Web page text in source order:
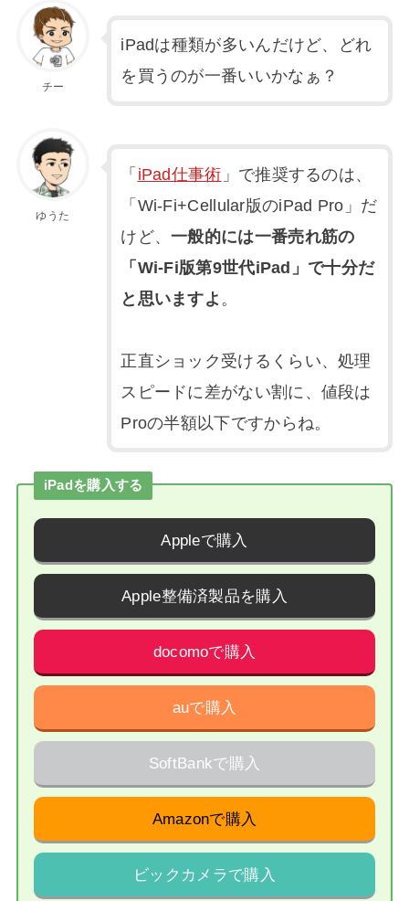
チー
iPadは種類が多いんだけど、どれ
を買うのが一番いいかなぁ？
ゆうた
「 iPad仕事術 」で推奨するのは、
「Wi-Fi+Cellular版のiPad Pro」だ
けど、一般的には一番売れ筋の
「Wi-Fi版第9世代iPad」で十分だ
と思いますよ 。
正直ショック受けるくらい、処理
スピードに差がない割に、値段は
Proの半額以下ですからね。
iPadを購入する
Appleで購入
Apple整備済製品を購入
docomoで購入
auで購入
SoftBankで購入
Amazonで購入
ビックカメラで購入